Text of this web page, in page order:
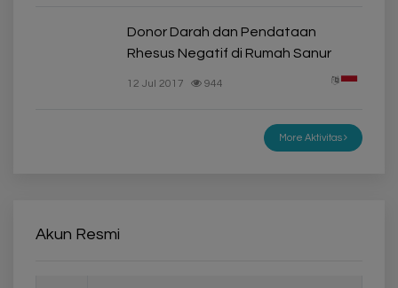
Donor Darah dan Pendataan
Rhesus Negatif di Rumah Sanur
12 Jul 2017 944
More Aktivitas
Akun Resmi